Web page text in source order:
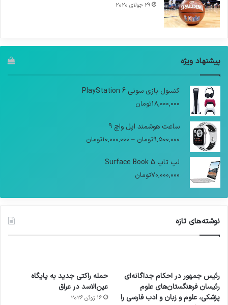
29 جولای 2020
پیشنهاد ویژه
کنسول بازی سونی PlayStation 6
18,000,000تومان
ساعت هوشمند اپل واچ 9
9,500,000تومان –
10,000,000تومان
لپ تاپ Surface Book 5
70,000,000تومان
نوشته‌های تازه
رئیس جمهور در احکام جداگانه‌ای
رئیسان فرهنگستان‌های علوم
پزشکی، علوم و زبان و ادب فارسی را
حمله راکتی جدید به پایگاه
عین‌الاسد در عراق
16 ژوئن 2026